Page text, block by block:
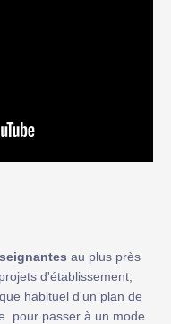
au plus près
d'établissement,
habituel d'un plan de
pour passer à un mode